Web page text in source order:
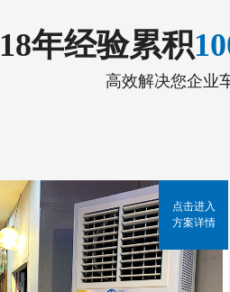
18年经验累积
高效解决您企业
点击进入
方案详情